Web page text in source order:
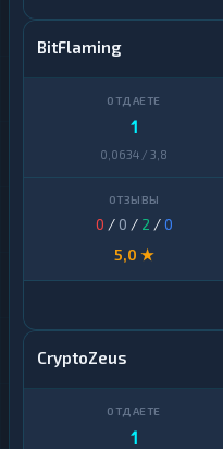
BitFlaming
1
0,0634 / 3,8
0 / 0 / 2 /0
5,0 ★
CryptoZeus
1